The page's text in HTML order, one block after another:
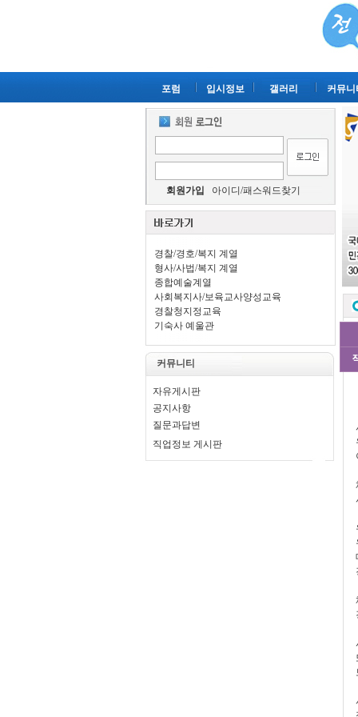
포럼 입시정보 갤러리 커뮤니
회원가입 아이디/패스워드찾기
경찰/경호/복지 계열
형사/사법/복지 계열
종합예술계열
사회복지사/보육교사양성교육
경찰청지정교육
기숙사 예울관
커뮤니티
자유게시판
공지사항
질문과답변
직업정보 게시판